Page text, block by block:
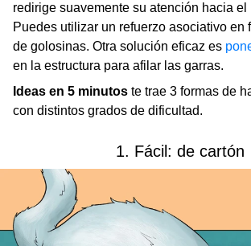
redirige suavemente su atención hacia el
Puedes utilizar un refuerzo asociativo en
de golosinas. Otra solución eficaz es
en la estructura para afilar las garras.
Ideas en 5 minutos te trae 3 formas de
con distintos grados de dificultad.
1. Fácil: de cartón